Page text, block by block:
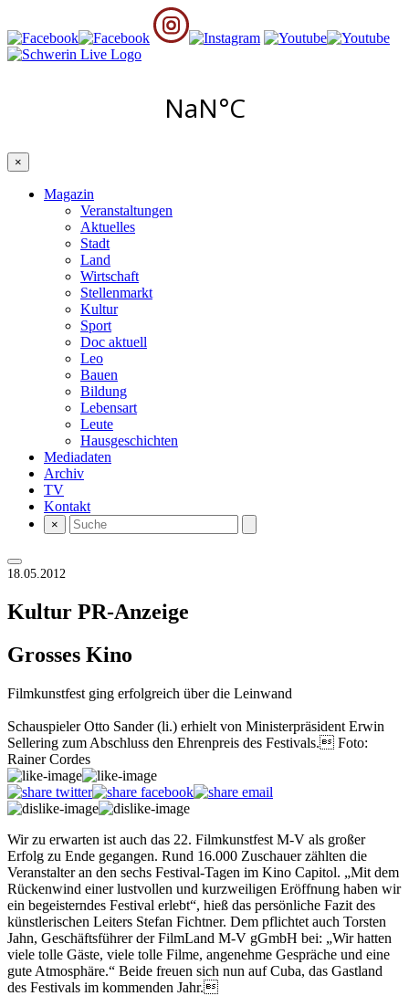
×
Magazin
Veranstaltungen
Aktuelles
Stadt
Land
Wirtschaft
Stellenmarkt
Kultur
Sport
Doc aktuell
Leo
Bauen
Bildung
Lebensart
Leute
Hausgeschichten
Mediadaten
Archiv
TV
Kontakt
×
18.05.2012
Kultur PR-Anzeige
Grosses Kino
Filmkunstfest ging erfolgreich über die Leinwand
Schauspieler Otto Sander (li.) erhielt von Ministerpräsident Erwin
Sellering zum Abschluss den Ehrenpreis des Festivals. Foto:
Rainer Cordes
Wir zu erwarten ist auch das 22. Filmkunstfest M-V als großer
Erfolg zu Ende gegangen. Rund 16.000 Zuschauer zählten die
Veranstalter an den sechs Festival-Tagen im Kino Capitol. „Mit dem
Rückenwind einer lustvollen und kurzweiligen Eröffnung haben wir
ein begeisterndes Festival erlebt“, hieß das persönliche Fazit des
künstlerischen Leiters Stefan Fichtner. Dem pflichtet auch Torsten
Jahn, Geschäftsführer der FilmLand M-V gGmbH bei: „Wir hatten
viele tolle Gäste, viele tolle Filme, angenehme Gespräche und eine
gute Atmosphäre.“ Beide freuen sich nun auf Cuba, das Gastland
des Festivals im kommenden Jahr.